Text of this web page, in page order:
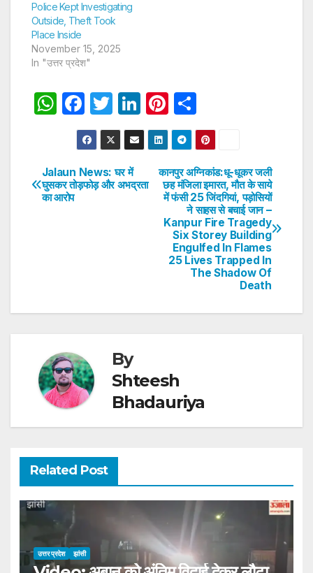
Police Kept Investigating
Outside, Theft Took
Place Inside
November 15, 2025
In "उत्तर प्रदेश"
W
s
A
F
a
c
e
b
T
w
itt
er
Li
n
k
dI
Pi
nt
er
e
st
h
ar
e
Post
navigation
कानपुर अग्निकांड:धू-धूकर जली
छह मंजिला इमारत, मौत के साये
में फंसी 25 जिंदगियां, पड़ोसियों
ने साहस से बचाई जान –
Kanpur Fire Tragedy
Six Storey Building
Engulfed In Flames
25 Lives Trapped In
The Shadow Of
Death
Jalaun News: घर में
घुसकर तोड़फोड़ और अभद्रता
का आरोप
By
Shteesh
Bhadauriya
Related Post
उत्तर प्रदेश झांसी